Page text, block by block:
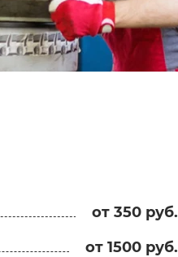
от 350 руб.
от 1500 руб.